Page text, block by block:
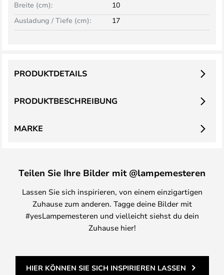
Breite (cm): 10
Ausladung / Tiefe (cm): 17
PRODUKTBESCHREIBUNG
PRODUKTDETAILS
MARKE
Teilen Sie Ihre Bilder mit @lampemesteren
Lassen Sie sich inspirieren, von einem einzigartigen
Zuhause zum anderen. Tagge deine Bilder mit
#yesLampemesteren und vielleicht siehst du dein
Zuhause hier!
HIER KÖNNEN SIE SICH INSPIRIEREN LASSEN